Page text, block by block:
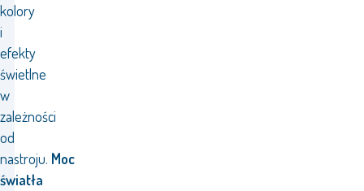
kolory
i
efekty
świetlne
w
zależności
od
nastroju. Moc
światła